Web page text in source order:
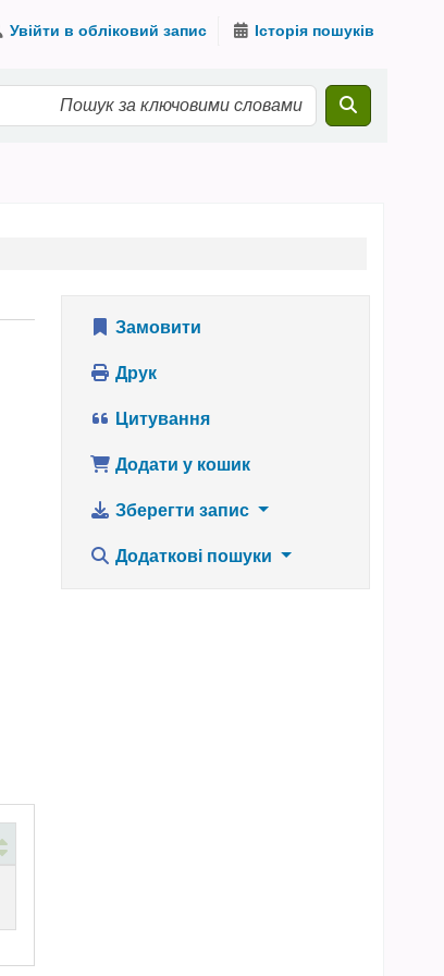
Увійти в обліковий запис Історія пошуків
Замовити
Друк
Цитування
Додати у кошик
Зберегти запис
Додаткові пошуки